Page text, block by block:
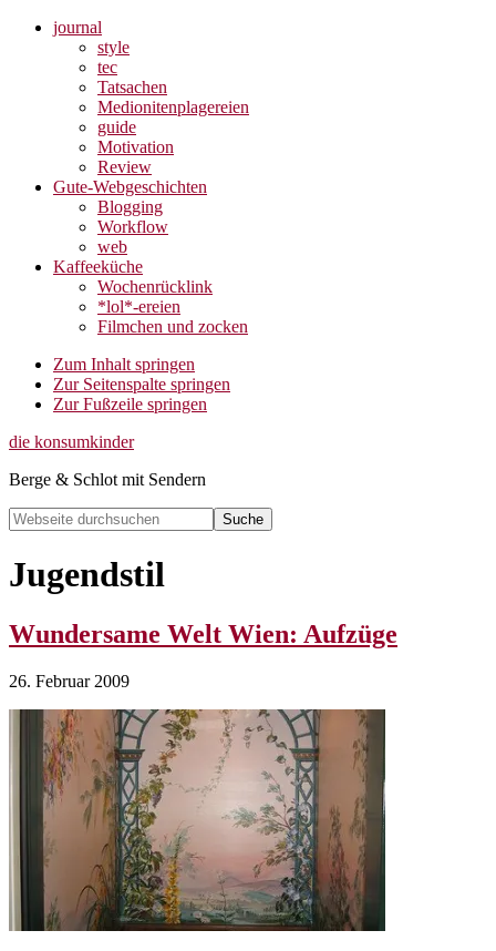
journal
style
tec
Tatsachen
Medionitenplagereien
guide
Motivation
Review
Gute-Webgeschichten
Blogging
Workflow
web
Kaffeeküche
Wochenrücklink
*lol*-ereien
Filmchen und zocken
Zum Inhalt springen
Zur Seitenspalte springen
Zur Fußzeile springen
die konsumkinder
Berge & Schlot mit Sendern
Webseite
durchsuchen
Search
Jugendstil
Wundersame Welt Wien: Aufzüge
26. Februar 2009